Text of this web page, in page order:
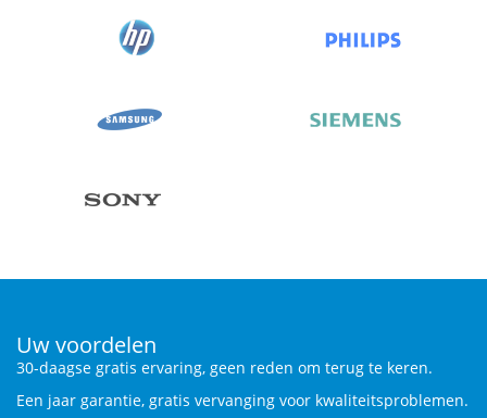
Uw voordelen
30-daagse gratis ervaring, geen reden om terug te keren.
Een jaar garantie, gratis vervanging voor kwaliteitsproblemen.